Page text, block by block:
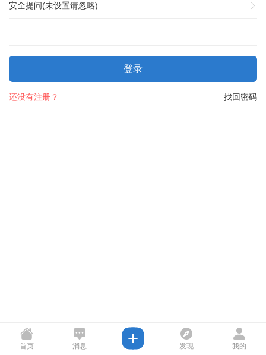
安全提问(未设置请忽略)
登录
找回密码
还没有注册？
首页 消息 发现 我的